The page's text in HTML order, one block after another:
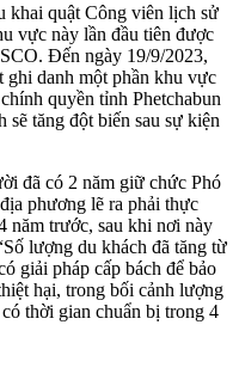
khai quật Công viên lịch sử
vực này lần đầu tiên được
Đến ngày 19/9/2023,
danh một phần khu vực
quyền tỉnh Phetchabun
tăng đột biến sau sự kiện
đã có 2 năm giữ chức Phó
phương lẽ ra phải thực
năm trước, sau khi nơi này
lượng du khách đã tăng từ
giải pháp cấp bách để bảo
hại, trong bối cảnh lượng
thời gian chuẩn bị trong 4